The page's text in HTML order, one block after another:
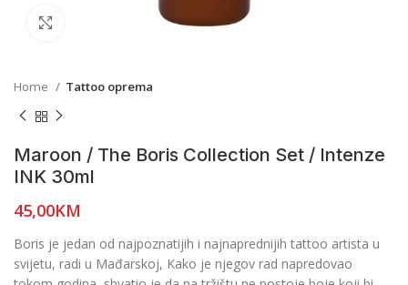
Home Tattoo oprema
Maroon / The Boris Collection Set / Intenze
INK 30ml
45,00KM
Boris je jedan od najpoznatijih i najnaprednijih tattoo artista u
svijetu, radi u Mađarskoj, Kako je njegov rad napredovao